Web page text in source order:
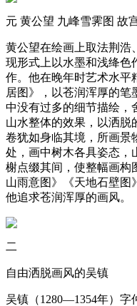
元 黄公望 九峰雪霁图 故
黄公望在绘画上取法荆浩
现形式上以水墨和浅绛色
作。他在晚年时艺术水平
居图》，以苍润浑厚的笔
中没有过多的细节描绘，
山水整体的效果，以洒脱
卷犹如身临其境，所画景
处，画中树木各具姿态，
榭点缀其间，使整幅画构
山雨意图》《天地石壁图
他追求苍润浑厚的画风。
二
自由洒脱画风的吴镇
吴镇（1280―1354年）字